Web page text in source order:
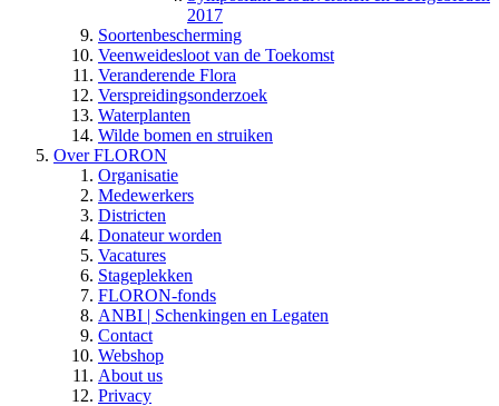
2017
Soortenbescherming
Veenweidesloot van de Toekomst
Veranderende Flora
Verspreidingsonderzoek
Waterplanten
Wilde bomen en struiken
Over FLORON
Organisatie
Medewerkers
Districten
Donateur worden
Vacatures
Stageplekken
FLORON-fonds
ANBI | Schenkingen en Legaten
Contact
Webshop
About us
Privacy